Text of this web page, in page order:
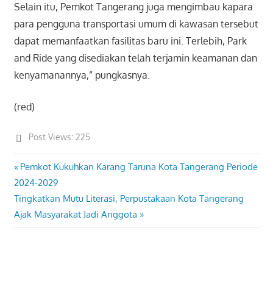
Selain itu, Pemkot Tangerang juga mengimbau kapara
para pengguna transportasi umum di kawasan tersebut
dapat memanfaatkan fasilitas baru ini. Terlebih, Park
and Ride yang disediakan telah terjamin keamanan dan
kenyamanannya,” pungkasnya.
(red)
Post Views: 225
Post
navigation
Previous
Post:
Pemkot Kukuhkan Karang Taruna Kota Tangerang Periode
2024-2029
Next
Post:
Tingkatkan Mutu Literasi, Perpustakaan Kota Tangerang
Ajak Masyarakat Jadi Anggota